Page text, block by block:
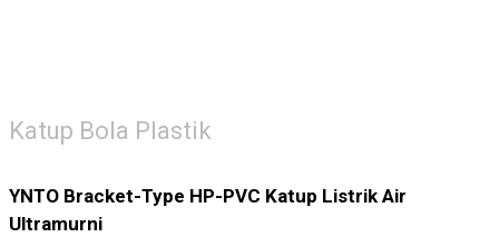
Katup Bola Plastik
YNTO Bracket-Type HP-PVC Katup Listrik Air
Ultramurni